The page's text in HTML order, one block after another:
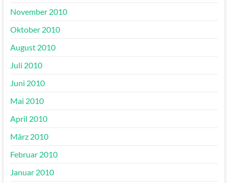
November 2010
Oktober 2010
August 2010
Juli 2010
Juni 2010
Mai 2010
April 2010
März 2010
Februar 2010
Januar 2010